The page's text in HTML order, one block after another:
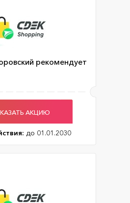
рекомендует
АКЦИЮ
до 01.01.2030